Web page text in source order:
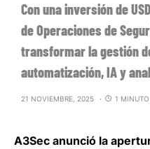
Con una inversión de
de Operaciones de
transformar la gestión
automatización, IA y
21 NOVIEMBRE, 2025 1 MINUTO
A3Sec anunció la